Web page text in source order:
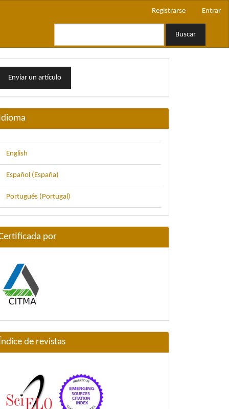
Registrarse Entrar
Buscar
Enviar un artículo
English
Español (España)
Português (Portugal)
por
Índice de revistas